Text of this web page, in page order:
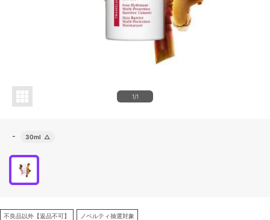
1/1
- 30ml △
不良品以外【返品不可】 ノベルティ抽選対象